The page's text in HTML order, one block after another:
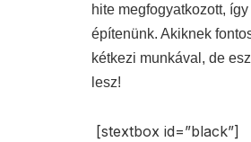
hite megfogyatkozott,
építenünk. Akiknek
kétkezi munkával, de
lesz!
[stextbox id=”black”]